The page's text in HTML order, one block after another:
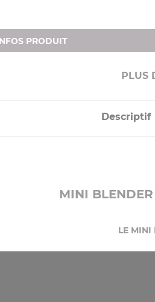
PRODUIT
PLUS
Descriptif
MINI
LE MINI